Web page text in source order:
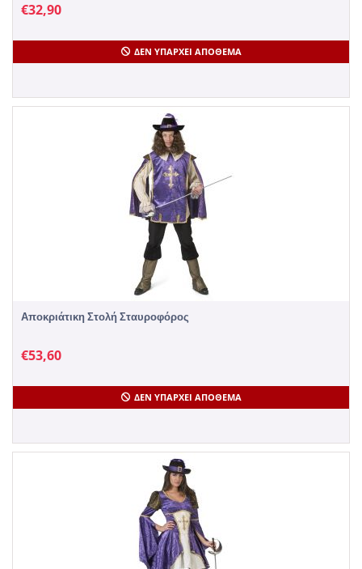
€32,90
ΔΕΝ ΥΠΆΡΧΕΙ ΑΠΌΘΕΜΑ
Αποκριάτικη Στολή Σταυροφόρος
€53,60
ΔΕΝ ΥΠΆΡΧΕΙ ΑΠΌΘΕΜΑ